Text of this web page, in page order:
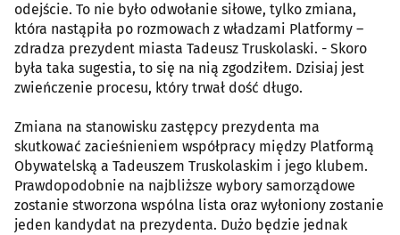
odejście. To nie było odwołanie siłowe, tylko zmiana,
która nastąpiła po rozmowach z władzami Platformy –
zdradza prezydent miasta Tadeusz Truskolaski. - Skoro
była taka sugestia, to się na nią zgodziłem. Dzisiaj jest
zwieńczenie procesu, który trwał dość długo.
Zmiana na stanowisku zastępcy prezydenta ma
skutkować zacieśnieniem współpracy między Platformą
Obywatelską a Tadeuszem Truskolaskim i jego klubem.
Prawdopodobnie na najbliższe wybory samorządowe
zostanie stworzona wspólna lista oraz wyłoniony zostanie
jeden kandydat na prezydenta. Dużo będzie jednak